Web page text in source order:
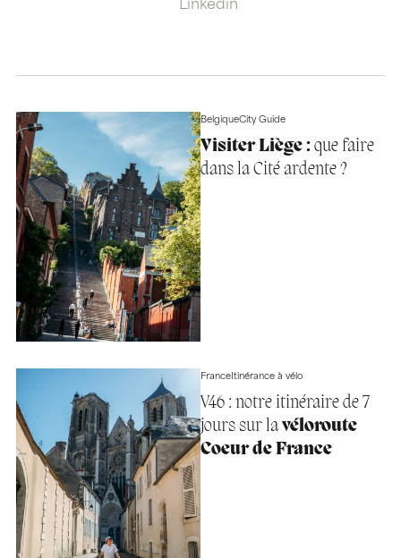
Linkedin
BelgiqueCity Guide
Visiter Liège :que faire
dans la Cité ardente ?
FranceItinérance à vélo
V46 : notre itinéraire de 7
jours sur lavéloroute
Coeur de France